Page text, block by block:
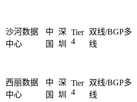
深圳南山沙河机房
电信五星级标准建设
深圳龙华清湖机房
沙河数据
中心
中
国
深
圳
Tier
4
双线/BGP多
线
西丽数据
中心
中
国
深
圳
Tier
4
双线/BGP多
线